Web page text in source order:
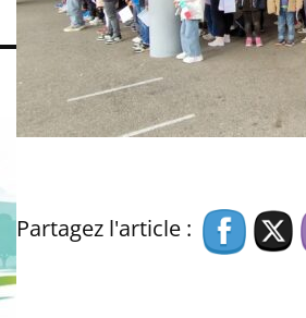
Partagez l'article :